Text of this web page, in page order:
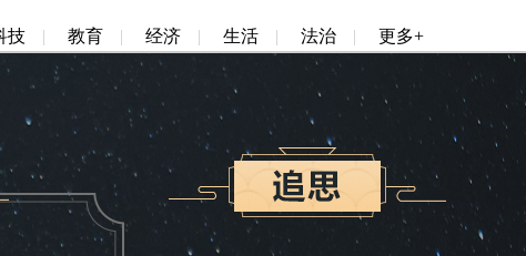
技 | 教育 | 经济 | 生活 | 法治 | 更多+